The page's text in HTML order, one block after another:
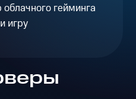
гейминга
игру